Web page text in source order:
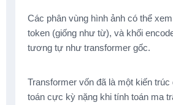
Các phân vùng hình ảnh có thể
token (giống như từ), và khối
tương tự như transformer gốc.
Transformer vốn đã là một kiến
toán cực kỳ nặng khi tính toán ma